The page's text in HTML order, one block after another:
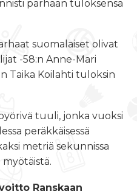
parhaan tuloksensa
suomalaiset olivat
-58:n Anne-Mari
Taika Koilahti tuloksin
tuuli, jonka vuoksi
peräkkäisessä
metriä sekunnissa
myötäistä.
Ranskaan